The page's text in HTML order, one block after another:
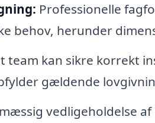
Professionelle
behov, herunder
team kan sikre korrekt
gældende
vedligeholdelse